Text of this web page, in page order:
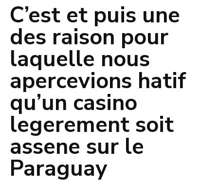
C’est et puis une
des raison pour
laquelle nous
apercevions hatif
qu’un casino
legerement soit
assene sur le
Paraguay